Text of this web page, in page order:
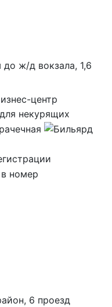
ж/д вокзала, 1,6
6 проезд